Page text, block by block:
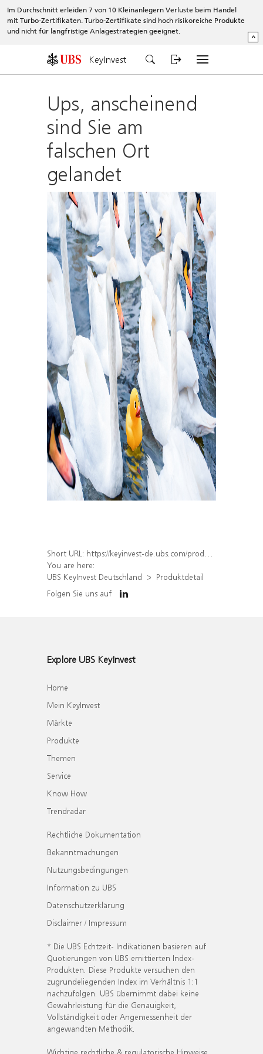
Im Durchschnitt erleiden 7 von 10 Kleinanlegern Verluste beim Handel
mit Turbo-Zertifikaten. Turbo-Zertifikate sind hoch risikoreiche Produkte
und nicht für langfristige Anlagestrategien geeignet.
^
KeyInvest
Ups, anscheinend
sind Sie am
falschen Ort
gelandet
Short URL: https://keyinvest-de.ubs.com/produkt/detail/index/isin/DE000WA78NK7
You are here:
UBS KeyInvest Deutschland
Produktdetail
Folgen Sie uns auf
Explore UBS KeyInvest
Home
Mein KeyInvest
Märkte
Produkte
Themen
Service
Know How
Trendradar
Rechtliche Dokumentation
Bekanntmachungen
Nutzungsbedingungen
Information zu UBS
Datenschutzerklärung
Disclaimer / Impressum
* Die UBS Echtzeit- Indikationen basieren auf
Quotierungen von UBS emittierten Index-
Produkten. Diese Produkte versuchen den
zugrundeliegenden Index im Verhältnis 1:1
nachzufolgen. UBS übernimmt dabei keine
Gewährleistung für die Genauigkeit,
Vollständigkeit oder Angemessenheit der
angewandten Methodik.